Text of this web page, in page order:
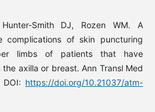
Smith DJ, Rozen WM. A
complications of skin puncturing
limbs of patients that have
axilla or breast. Ann Transl Med
https://doi.org/10.21037/atm-